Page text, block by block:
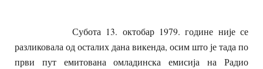
Субота 13. октобар 1979. године није се
разликовала од осталих дана викенда, осим што је тада по
први пут емитована омладинска емисија на Радио